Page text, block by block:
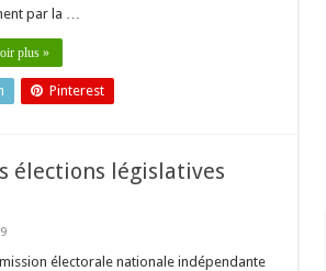
par la …
plus »
Pinterest
élections législatives
électorale nationale indépendante